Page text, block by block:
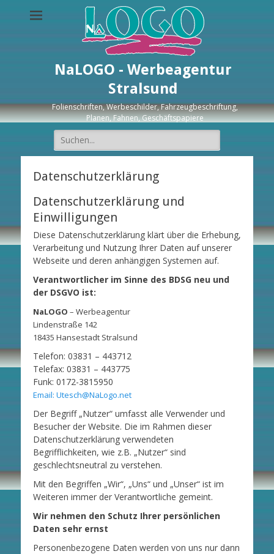
NaLOGO - Werbeagentur
Stralsund
Folienschriften, Werbeschilder, Fahrzeugbeschriftung,
Planen, Fahnen, Geschäftspapiere
Suche
nach:
Datenschutzerklärung
Datenschutzerklärung und
Einwilligungen
Diese Datenschutzerklärung klärt über die Erhebung,
Verarbeitung und Nutzung Ihrer Daten auf unserer
Webseite und deren anhängigen Systemen auf.
Verantwortlicher im Sinne des BDSG neu und
der DSGVO ist:
NaLOGO – Werbeagentur
Lindenstraße 142
18435 Hansestadt Stralsund
Telefon: 03831 – 443712
Telefax: 03831 – 443775
Funk: 0172-3815950
Email: Utesch@NaLogo.net
Der Begriff „Nutzer“ umfasst alle Verwender und
Besucher der Website. Die im Rahmen dieser
Datenschutzerklärung verwendeten
Begrifflichkeiten, wie z.B. „Nutzer“ sind
geschlechtsneutral zu verstehen.
Mit den Begriffen „Wir“, „Uns“ und „Unser“ ist im
Weiteren immer der Verantwortliche gemeint.
Wir nehmen den Schutz Ihrer persönlichen
Daten sehr ernst
Personenbezogene Daten werden von uns nur dann